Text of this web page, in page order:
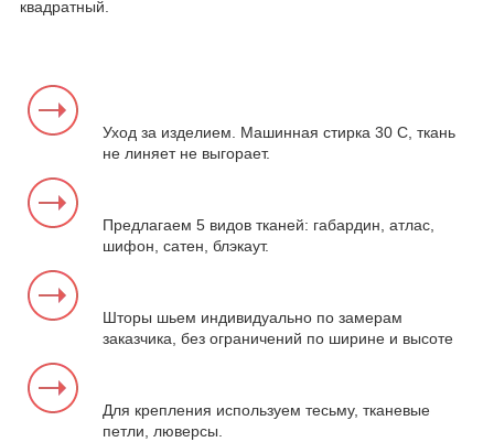
квадратный.
Уход за изделием. Машинная стирка 30 С, ткань
не линяет не выгорает.
Предлагаем 5 видов тканей: габардин, атлас,
шифон, сатен, блэкаут.
Шторы шьем индивидуально по замерам
заказчика, без ограничений по ширине и высоте
Для крепления используем тесьму, тканевые
петли, люверсы.